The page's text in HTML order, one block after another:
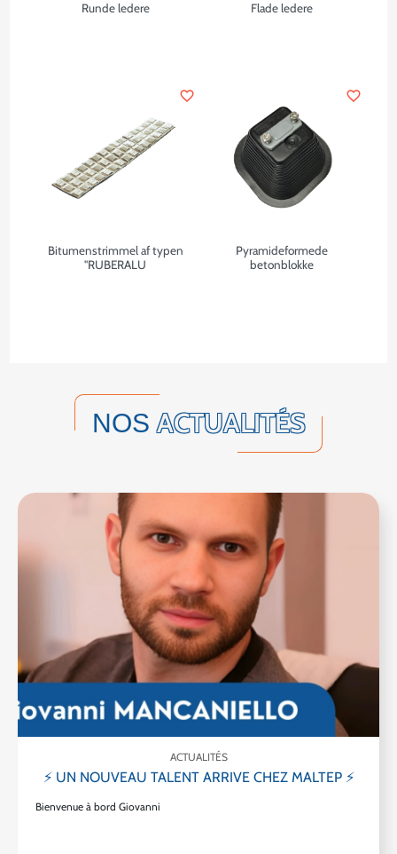
Runde ledere Flade ledere
Bitumenstrimmel af typen
"RUBERALU
favorite_border
Pyramideformede
betonblokke
favorite_border
NOSACTUALITÉS
ACTUALITÉS
⚡ UN NOUVEAU TALENT ARRIVE CHEZ MALTEP ⚡
Bienvenue à bord Giovanni